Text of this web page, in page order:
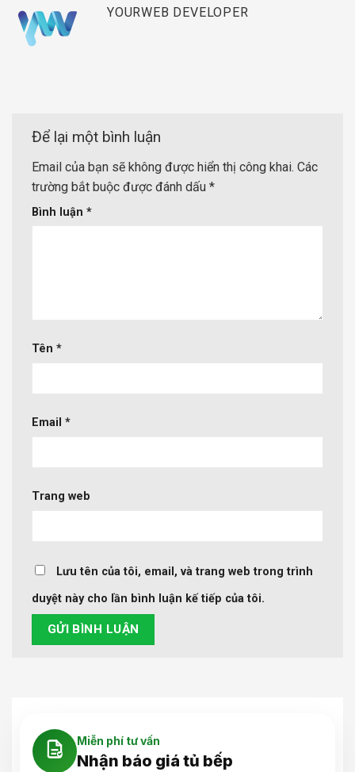
YOURWEB DEVELOPER
Để lại một bình luận
Email của bạn sẽ không được hiển thị công khai. Các
trường bắt buộc được đánh dấu *
Bình luận *
Tên *
Email *
Trang web
Lưu tên của tôi, email, và trang web trong trình
duyệt này cho lần bình luận kế tiếp của tôi.
Miễn phí tư vấn
Nhận báo giá tủ bếp